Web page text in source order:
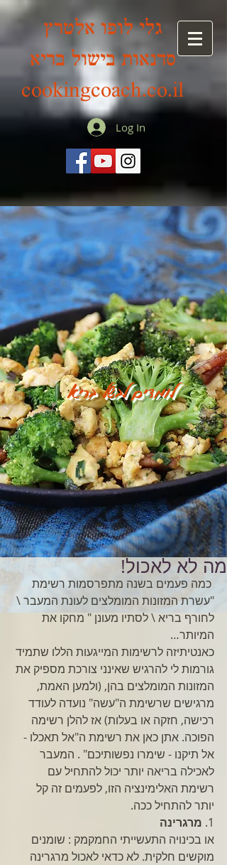
גלי לופו אלטרץ
סדנאות בישול בריא
cookingcoach.co.il
Log In
לומדים לבשל בריא
מה לא לאכול!
כמה פעמים בשנה מתפרסמות רשימת
"עשרת המזונות המומלצים לעונת המעבר \
לחורף בריא \ לסתיו מעונן " מחקו את
המיותר…
כאנטיתיזה לרשימות המייגעות הללו שתמיד
גורמות לי להרגיש שאינני צורכת מספיק את
המזונות המומלצים בהן, (ולמען האמת,
מרגישים שרשימת ה"עשה" נועדה לעודד
רכישה, חזקה או בעלות) אז להלן רשימה
הפוכה. אתן כאן את רשימת ה"אל תאכלו -
אל תיקנו - שימרו נפשותיכם" . המעבר
לאכילה בריאה יותר יכול להתחיל עם
רשימת האלימינציה הזו, לפעמים זה קל
יותר להתחיל ככה.
1. מרגרינה
או בכינויה התעשייתי החמקמק : שומנים
מוקשים חלקית. לא כדאי לאכול מרגרינה